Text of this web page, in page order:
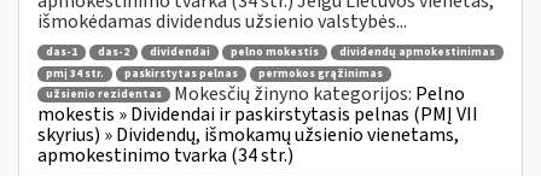
išmokėdamas dividendus užsienio valstybės...
das-1 das-2 dividendai pelno mokestis
dividendų apmokestinimas
pmį 34 str.
paskirstytas pelnas
permokos grąžinimas
užsienio rezidentas
Mokesčių žinyno kategorijos: Pelno
mokestis » Dividendai ir paskirstytasis pelnas (PMĮ VII
skyrius) » Dividendų, išmokamų užsienio vienetams,
apmokestinimo tvarka (34 str.)